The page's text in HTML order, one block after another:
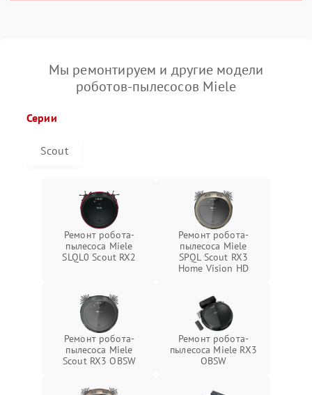
Мы ремонтируем и другие модели
роботов-пылесосов Miele
Серии
Scout
Ремонт робота-
пылесоса Miele
SLQL0 Scout RX2
Ремонт робота-
пылесоса Miele
SPQL Scout RX3
Home Vision HD
Ремонт робота-
пылесоса Miele
Scout RX3 OBSW
Ремонт робота-
пылесоса Miele RX3
OBSW